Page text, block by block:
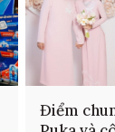
Điểm